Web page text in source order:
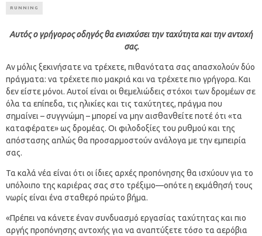
RUNNING
Αυτός ο γρήγορος οδηγός θα ενισχύσει την ταχύτητα και την αντοχή
σας.
Αν μόλις ξεκινήσατε να τρέχετε, πιθανότατα σας απασχολούν δύο
πράγματα: να τρέχετε πιο μακριά και να τρέχετε πιο γρήγορα. Και
δεν είστε μόνοι. Αυτοί είναι οι θεμελιώδεις στόχοι των δρομέων σε
όλα τα επίπεδα, τις ηλικίες και τις ταχύτητες, πράγμα που
σημαίνει – συγγνώμη – μπορεί να μην αισθανθείτε ποτέ ότι «τα
καταφέρατε» ως δρομέας. Οι φιλοδοξίες του ρυθμού και της
απόστασης απλώς θα προσαρμοστούν ανάλογα με την εμπειρία
σας.
Τα καλά νέα είναι ότι οι ίδιες αρχές προπόνησης θα ισχύουν για το
υπόλοιπο της καριέρας σας στο τρέξιμο—οπότε η εκμάθησή τους
νωρίς είναι ένα σταθερό πρώτο βήμα.
«Πρέπει να κάνετε έναν συνδυασμό εργασίας ταχύτητας και πιο
αργής προπόνησης αντοχής για να αναπτύξετε τόσο τα αερόβια